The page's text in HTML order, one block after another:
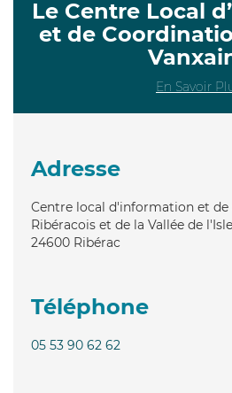
Le Centre Local
et de
En Savoir
Adresse
Centre local d'information et
Ribéracois et de la Vallée de
24600 Ribérac
Téléphone
05 53 90 62 62